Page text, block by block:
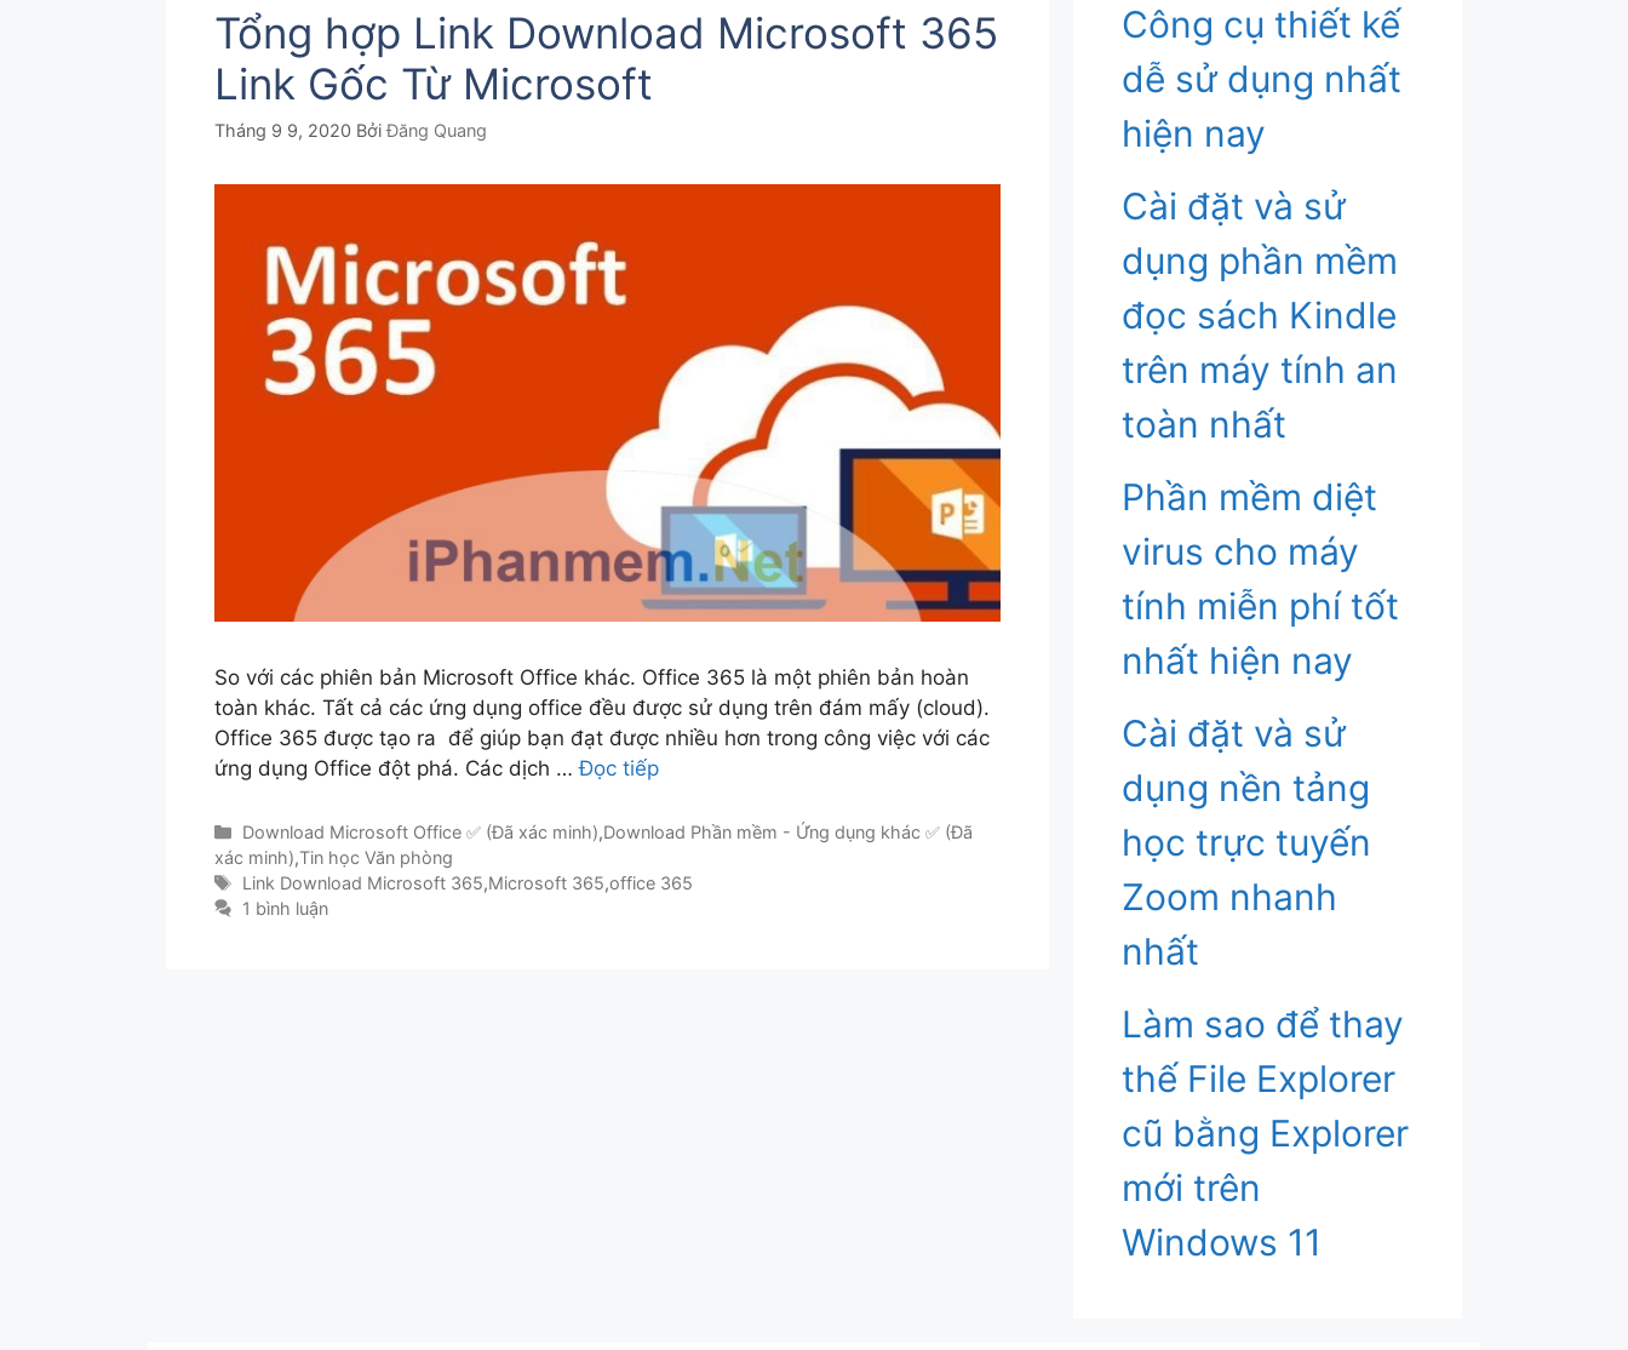
Tổng hợp Link Download Microsoft 365
Link Gốc Từ Microsoft
Tháng 9 9, 2020 BởiĐăng Quang
So với các phiên bản Microsoft Office khác. Office 365 là một phiên bản hoàn
toàn khác. Tất cả các ứng dụng office đều được sử dụng trên đám mấy (cloud).
Office 365 được tạo ra để giúp bạn đạt được nhiều hơn trong công việc với các
ứng dụng Office đột phá. Các dịch …Đọc tiếp
Danh
mục
Download Microsoft Office ✅ (Đã xác minh),Download Phần mềm - Ứng dụng khác ✅ (Đã
xác minh),Tin học Văn phòng
Thẻ
Link Download Microsoft 365,Microsoft 365,office 365
1 bình luận
Công cụ thiết kế
dễ sử dụng nhất
hiện nay
Cài đặt và sử
dụng phần mềm
đọc sách Kindle
trên máy tính an
toàn nhất
Phần mềm diệt
virus cho máy
tính miễn phí tốt
nhất hiện nay
Cài đặt và sử
dụng nền tảng
học trực tuyến
Zoom nhanh
nhất
Làm sao để thay
thế File Explorer
cũ bằng Explorer
mới trên
Windows 11